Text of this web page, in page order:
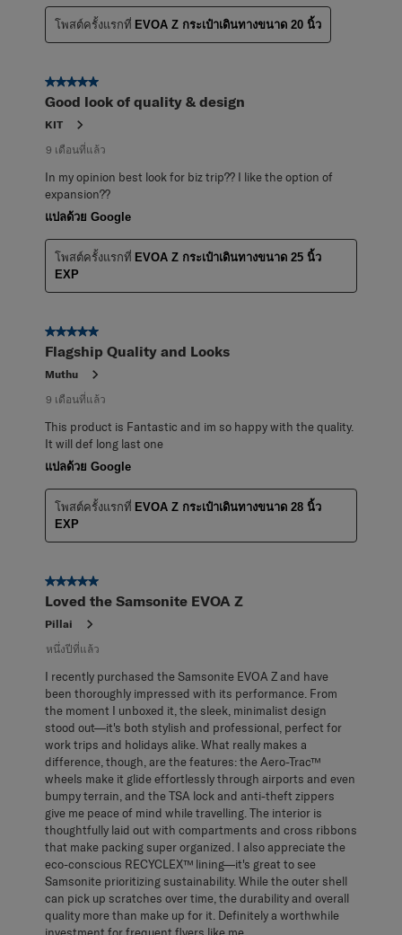
โพสต์ครั้งแรกที่ EVOA Z กระเป๋าเดินทางขนาด 20 นิ้ว
5 จาก 5 ดาว
Good look of quality & design
KIT
9 เดือนที่แล้ว
In my opinion best look for biz trip?? I like the option of
expansion??
แปลด้วย Google
โพสต์ครั้งแรกที่ EVOA Z กระเป๋าเดินทางขนาด 25 นิ้ว
EXP
5 จาก 5 ดาว
Flagship Quality and Looks
Muthu
9 เดือนที่แล้ว
This product is Fantastic and im so happy with the quality.
It will def long last one
แปลด้วย Google
โพสต์ครั้งแรกที่ EVOA Z กระเป๋าเดินทางขนาด 28 นิ้ว
EXP
5 จาก 5 ดาว
Loved the Samsonite EVOA Z
Pillai
หนึ่งปีที่แล้ว
I recently purchased the Samsonite EVOA Z and have
been thoroughly impressed with its performance. From
the moment I unboxed it, the sleek, minimalist design
stood out—it's both stylish and professional, perfect for
work trips and holidays alike. What really makes a
difference, though, are the features: the Aero-Trac™
wheels make it glide effortlessly through airports and even
bumpy terrain, and the TSA lock and anti-theft zippers
give me peace of mind while travelling. The interior is
thoughtfully laid out with compartments and cross ribbons
that make packing super organized. I also appreciate the
eco-conscious RECYCLEX™ lining—it's great to see
Samsonite prioritizing sustainability. While the outer shell
can pick up scratches over time, the durability and overall
quality more than make up for it. Definitely a worthwhile
investment for frequent flyers like me.